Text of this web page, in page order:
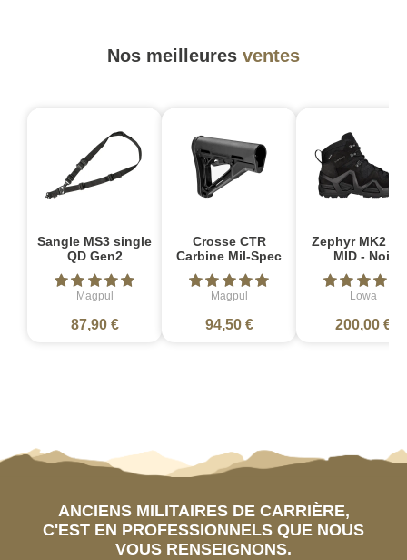
Nos meilleures ventes
Sangle MS3 single
QD Gen2
Magpul
87,90 €
Crosse CTR
Carbine Mil-Spec
Magpul
94,50 €
Zephyr MK2
MID - Noir
Lowa
200,00 €
ANCIENS MILITAIRES DE CARRIÈRE,
C'EST EN PROFESSIONNELS QUE NOUS
VOUS RENSEIGNONS.